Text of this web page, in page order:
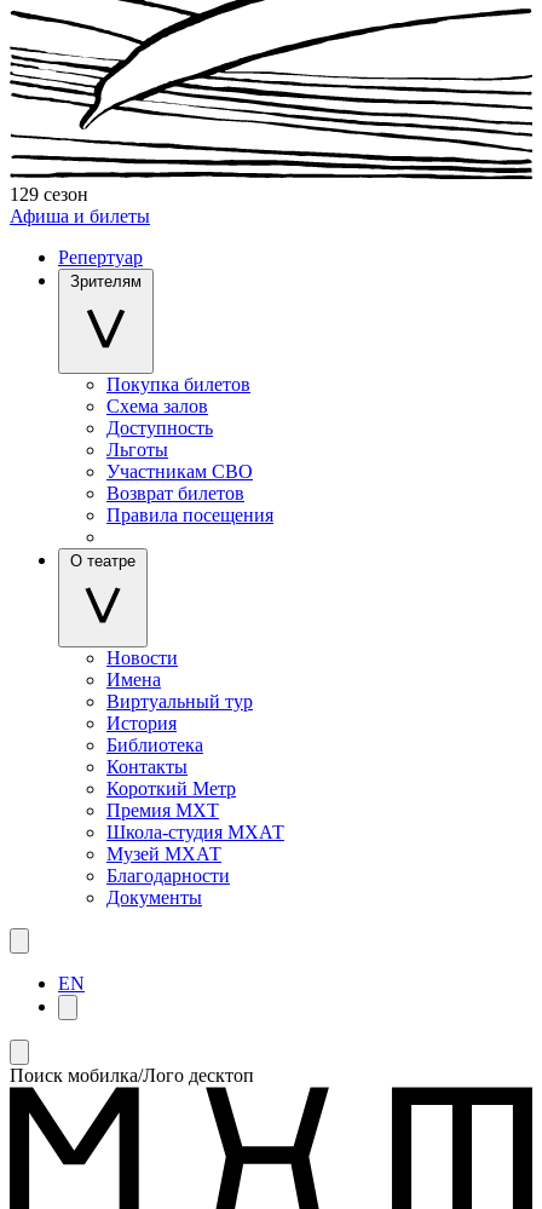
129 сезон
Афиша и билеты
Репертуар
Зрителям
Покупка билетов
Схема залов
Доступность
Льготы
Участникам СВО
Возврат билетов
Правила посещения
О театре
Новости
Имена
Виртуальный тур
История
Библиотека
Контакты
Короткий Метр
Премия МХТ
Школа-студия МХАТ
Музей МХАТ
Благодарности
Документы
EN
Поиск мобилка/Лого десктоп